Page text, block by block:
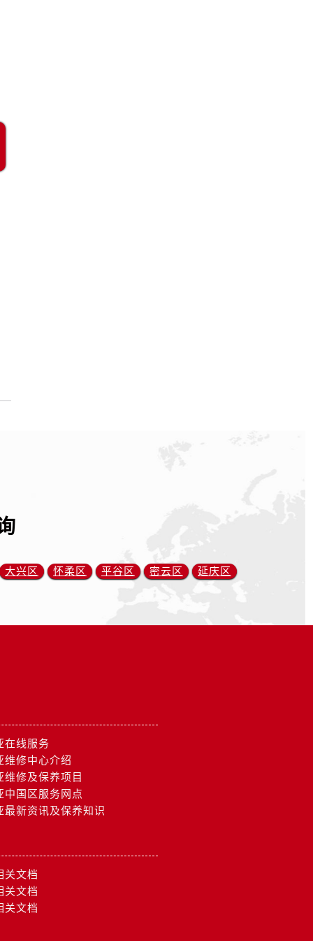
大兴区 怀柔区 平谷区 密云区 延庆区
在线服务
维修中心介绍
维修及保养项目
中国区服务网点
最新资讯及保养知识
关文档
关文档
关文档